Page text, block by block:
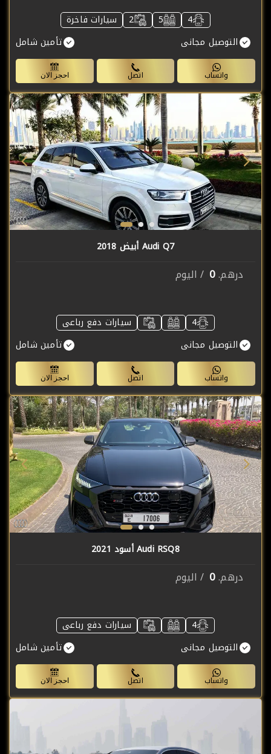
4
5
2
سيارات فاخرة
التوصيل مجانى
تأمين شامل
واتساب اتصل احجز الان
Audi Q7 أبيض 2018
درهم.0 / اليوم
4
سيارات دفع رباعى
التوصيل مجانى
تأمين شامل
واتساب اتصل احجز الان
Audi RSQ8 أسود 2021
درهم.0 / اليوم
4
سيارات دفع رباعى
التوصيل مجانى
تأمين شامل
واتساب اتصل احجز الان